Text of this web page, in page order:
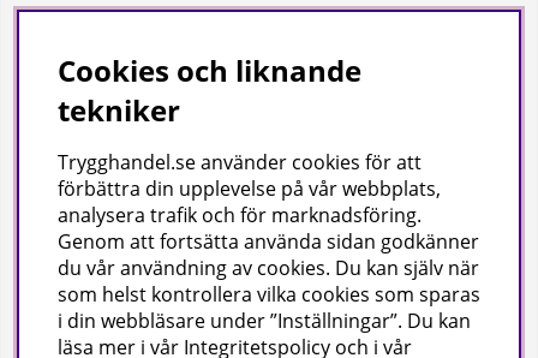
Uppgifter för leverans
Om oss
Företagsinformation / hitta till oss
Gilla oss på facebook!
Ta del av inspiration, tävlingar och mycket mer
Cookies och liknande
tekniker
Trygghandel.se använder cookies för att
förbättra din upplevelse på vår webbplats,
analysera trafik och för marknadsföring.
Genom att fortsätta använda sidan godkänner
du vår användning av cookies. Du kan själv när
som helst kontrollera vilka cookies som sparas
i din webbläsare under ”Inställningar”. Du kan
läsa mer i vår Integritetspolicy och i vår